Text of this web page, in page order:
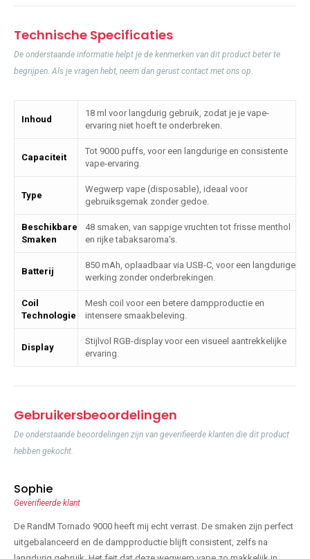
Technische Specificaties
De onderstaande informatie helpt je de kenmerken van dit product beter te
begrijpen. Als je vragen hebt, neem dan gerust contact met ons op.
Inhoud
18 ml voor langdurig gebruik, zodat je je vape-
ervaring niet hoeft te onderbreken.
Capaciteit
Tot 9000 puffs, voor een langdurige en consistente
vape-ervaring.
Type
Wegwerp vape (disposable), ideaal voor
gebruiksgemak zonder gedoe.
Beschikbare
Smaken
48 smaken, van sappige vruchten tot frisse menthol
en rijke tabaksaroma's.
Batterij
850 mAh, oplaadbaar via USB-C, voor een langdurige
werking zonder onderbrekingen.
Coil
Technologie
Mesh coil voor een betere dampproductie en
intensere smaakbeleving.
Display
Stijlvol RGB-display voor een visueel aantrekkelijke
ervaring.
Gebruikersbeoordelingen
De onderstaande beoordelingen zijn van geverifieerde klanten die dit product
hebben gekocht.
Sophie
Geverifieerde klant
De RandM Tornado 9000 heeft mij echt verrast. De smaken zijn perfect
uitgebalanceerd en de dampproductie blijft consistent, zelfs na